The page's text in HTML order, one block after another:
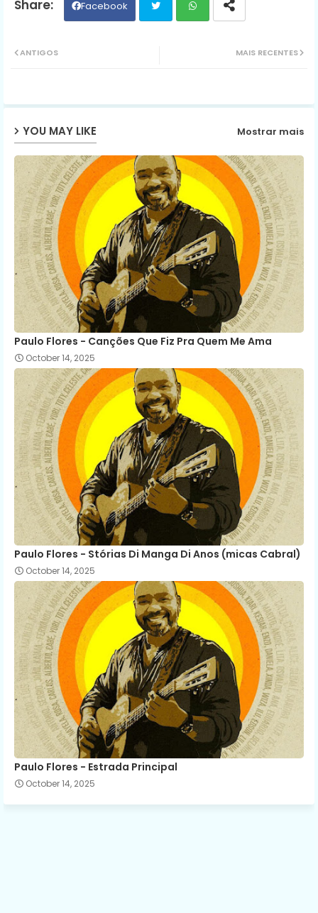
Facebook
ap
MAIS RECENTES
ANTIGOS
YOU MAY LIKE Mostrar mais
Paulo Flores - Canções Que Fiz Pra Quem Me Ama
October 14, 2025
Paulo Flores - Stórias Di Manga Di Anos (micas Cabral)
October 14, 2025
Paulo Flores - Estrada Principal
October 14, 2025